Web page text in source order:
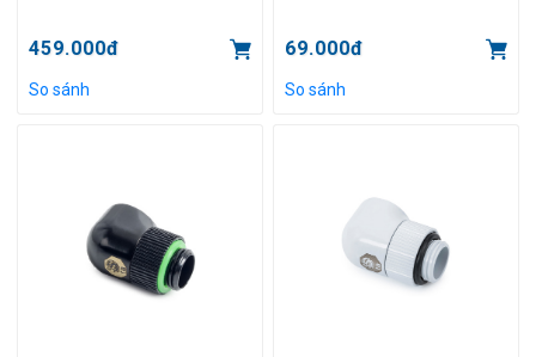
459.000đ
So sánh
69.000đ
So sánh